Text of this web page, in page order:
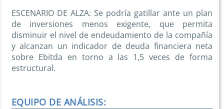
ESCENARIO DE ALZA: Se podría gatillar ante un plan
de inversiones menos exigente, que permita
disminuir el nivel de endeudamiento de la compañía
y alcanzan un indicador de deuda financiera neta
sobre Ebitda en torno a las 1,5 veces de forma
estructural.
EQUIPO DE ANÁLISIS: